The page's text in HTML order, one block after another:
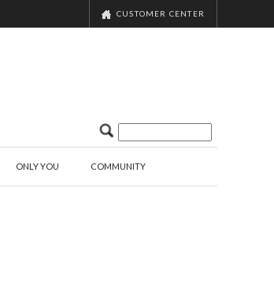
CUSTOMER CENTER
ONLY YOU COMMUNITY